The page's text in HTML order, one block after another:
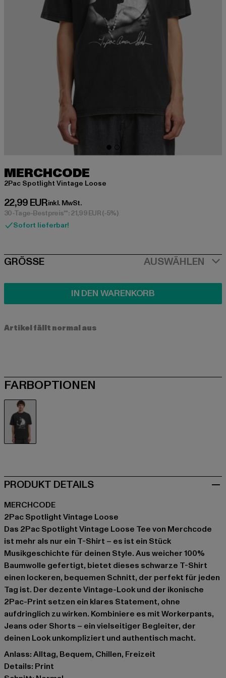
MERCHCODE
2Pac Spotlight Vintage Loose
22,99 EUR
Derzeitiger Preis: 22,99 EUR
inkl. MwSt.
30-Tage-Bestpreis**: 21,99 EUR(-5%)
Sofort lieferbar!
SIZE
GRÖSSE AUSWÄHLEN
IN DEN WARENKORB
Artikel fällt normal aus
FARBOPTIONEN
PRODUKT DETAILS
MERCHCODE
2Pac Spotlight Vintage Loose
Das 2Pac Spotlight Vintage Loose Tee von Merchcode
ist mehr als nur ein T-Shirt – es ist ein Stück
Musikgeschichte für deinen Style. Aus weicher 100%
Baumwolle gefertigt, bietet dieses schwarze T-Shirt
einen lockeren, bequemen Schnitt, der perfekt für jeden
Tag ist. Der dezente Vintage-Look und der ikonische
2Pac-Print setzen ein klares Statement, ohne
aufdringlich zu wirken. Kombiniere es mit Workerpants,
Jeans oder Shorts – ein vielseitiger Begleiter, der
deinen Look unkompliziert und authentisch macht.
Anlass: Alltag, Bequem, Chillen, Freizeit
Details: Print